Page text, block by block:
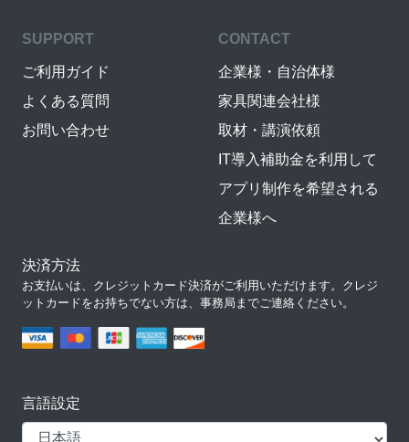
SUPPORT
ご利用ガイド
よくある質問
お問い合わせ
CONTACT
企業様・自治体様
家具関連会社様
取材・講演依頼
IT導入補助金を利用して
アプリ制作を希望される
企業様へ
決済方法
お支払いは、クレジットカード決済がご利用いただけます。クレジ
ットカードをお持ちでない方は、事務局までご連絡ください。
言語設定